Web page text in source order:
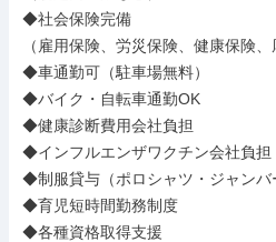
◆社会保険完備
（雇用保険、労災保険、健康保険、
◆車通勤可（駐車場無料）
◆バイク・自転車通勤OK
◆健康診断費用会社負担
◆インフルエンザワクチン会社負担
◆制服貸与（ポロシャツ・ジャンバ
◆育児短時間勤務制度
◆各種資格取得支援